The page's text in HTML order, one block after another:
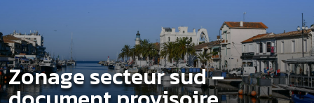
Zonage secteur sud –